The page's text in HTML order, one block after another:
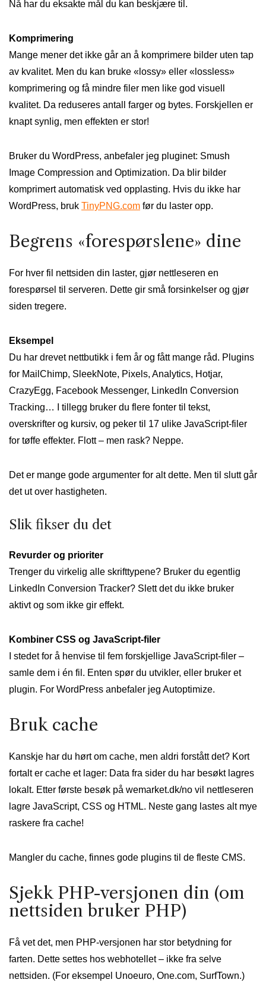
Nå har du eksakte mål du kan beskjære til.
Komprimering
Mange mener det ikke går an å komprimere bilder uten tap
av kvalitet. Men du kan bruke «lossy» eller «lossless»
komprimering og få mindre filer men like god visuell
kvalitet. Da reduseres antall farger og bytes. Forskjellen er
knapt synlig, men effekten er stor!
Bruker du WordPress, anbefaler jeg pluginet: Smush
Image Compression and Optimization. Da blir bilder
komprimert automatisk ved opplasting. Hvis du ikke har
WordPress, bruk TinyPNG.com før du laster opp.
Begrens «forespørslene» dine
For hver fil nettsiden din laster, gjør nettleseren en
forespørsel til serveren. Dette gir små forsinkelser og gjør
siden tregere.
Eksempel
Du har drevet nettbutikk i fem år og fått mange råd. Plugins
for MailChimp, SleekNote, Pixels, Analytics, Hotjar,
CrazyEgg, Facebook Messenger, LinkedIn Conversion
Tracking… I tillegg bruker du flere fonter til tekst,
overskrifter og kursiv, og peker til 17 ulike JavaScript-filer
for tøffe effekter. Flott – men rask? Neppe.
Det er mange gode argumenter for alt dette. Men til slutt går
det ut over hastigheten.
Slik fikser du det
Revurder og prioriter
Trenger du virkelig alle skrifttypene? Bruker du egentlig
LinkedIn Conversion Tracker? Slett det du ikke bruker
aktivt og som ikke gir effekt.
Kombiner CSS og JavaScript-filer
I stedet for å henvise til fem forskjellige JavaScript-filer –
samle dem i én fil. Enten spør du utvikler, eller bruker et
plugin. For WordPress anbefaler jeg Autoptimize.
Bruk cache
Kanskje har du hørt om cache, men aldri forstått det? Kort
fortalt er cache et lager: Data fra sider du har besøkt lagres
lokalt. Etter første besøk på wemarket.dk/no vil nettleseren
lagre JavaScript, CSS og HTML. Neste gang lastes alt mye
raskere fra cache!
Mangler du cache, finnes gode plugins til de fleste CMS.
Sjekk PHP-versjonen din (om
nettsiden bruker PHP)
Få vet det, men PHP-versjonen har stor betydning for
farten. Dette settes hos webhotellet – ikke fra selve
nettsiden. (For eksempel Unoeuro, One.com, SurfTown.)